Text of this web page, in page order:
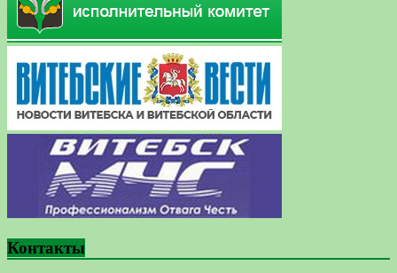
Контакты